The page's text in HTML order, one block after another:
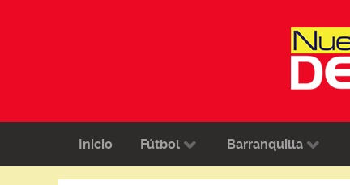
Inicio Fútbol Barranquilla